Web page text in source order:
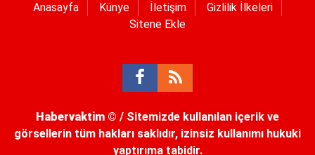
Anasayfa Künye İletişim
Gizlilik İlkeleri
Sitene Ekle
Habervaktim © / Sitemizde kullanılan içerik ve
görsellerin tüm hakları saklıdır, izinsiz kullanımı hukuki
yaptırıma tabidir.